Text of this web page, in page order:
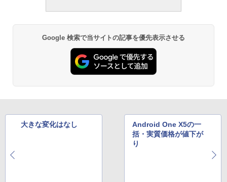
Google 検索で当サイトの記事を優先表示させる
大きな変化はなし
Android One X5の一
括・実質価格が値下が
り